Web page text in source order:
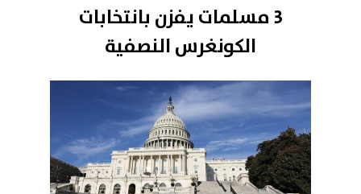
3 مسلمات يفزن بانتخابات
الكونغرس النصفية